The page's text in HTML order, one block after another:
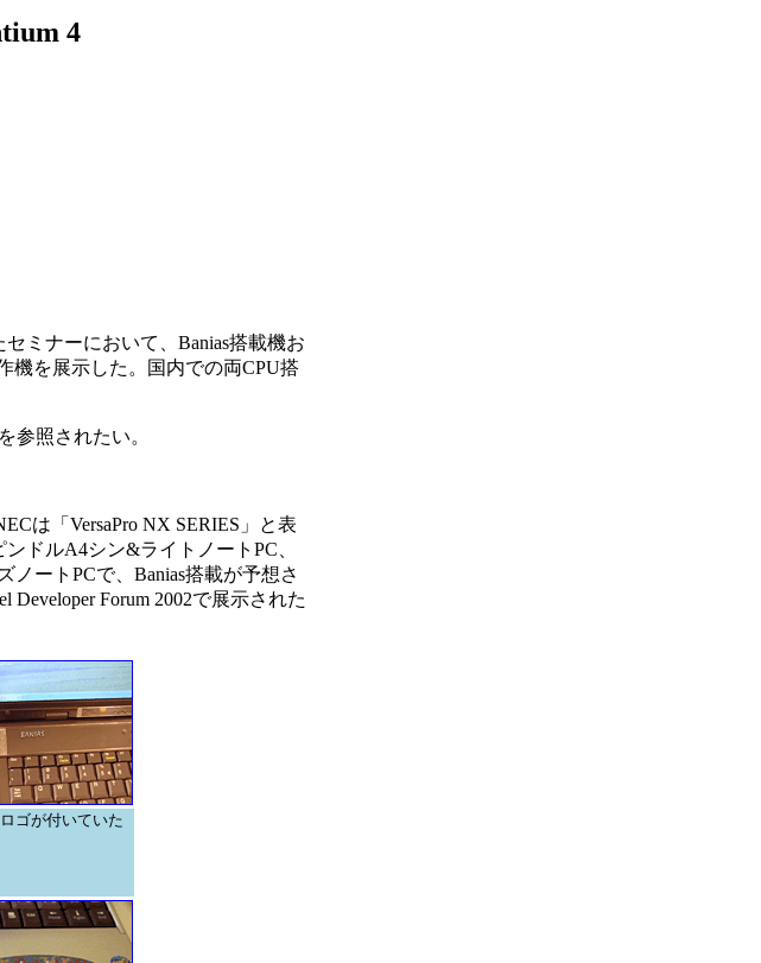
4
ミナーにおいて、Banias搭載機お
機を展示した。国内での両CPU搭
参照されたい。
は「VersaPro NX SERIES」と表
ドルA4シン&ライトノートPC、
ートPCで、Banias搭載が予想さ
Forum 2002で展示された
ゴが付いていた